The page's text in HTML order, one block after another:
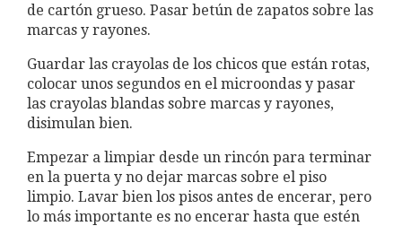
de cartón grueso. Pasar betún de zapatos sobre las
marcas y rayones.
Guardar las crayolas de los chicos que están rotas,
colocar unos segundos en el microondas y pasar
las crayolas blandas sobre marcas y rayones,
disimulan bien.
Empezar a limpiar desde un rincón para terminar
en la puerta y no dejar marcas sobre el piso
limpio. Lavar bien los pisos antes de encerar, pero
lo más importante es no encerar hasta que estén